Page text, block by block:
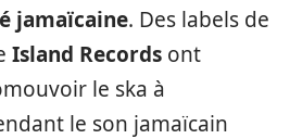
jamaïcaine. Des labels de
Island Records ont
le ska à
le son jamaïcain